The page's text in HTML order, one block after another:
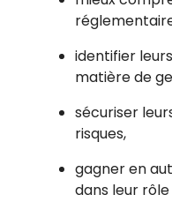
identifier
matière de
sécuriser
risques,
gagner en
dans leur